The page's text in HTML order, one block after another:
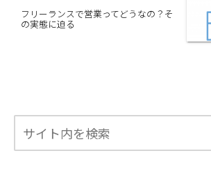
フリーランスで営業ってどうなの？そ
の実態に迫る